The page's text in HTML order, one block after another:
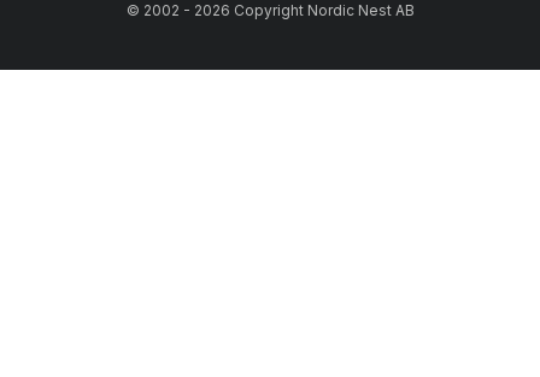
© 2002 - 2026 Copyright Nordic Nest AB